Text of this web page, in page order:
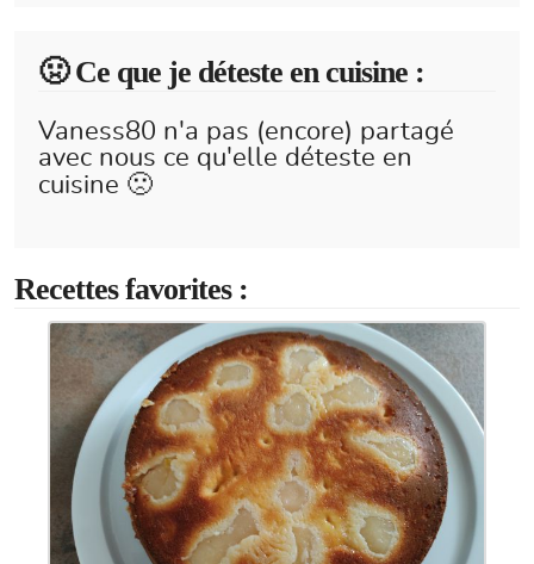
🤢 Ce que je déteste en cuisine :
Vaness80 n'a pas (encore) partagé
avec nous ce qu'elle déteste en
cuisine 🙁
Recettes favorites :